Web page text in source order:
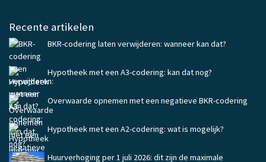
Recente artikelen
BKR-codering laten verwijderen: wanneer kan dat?
Hypotheek met een A3-codering: kan dat nog?
Overwaarde opnemen met een negatieve BKR-codering
Hypotheek met een A2-codering: wat is mogelijk?
Huurverhoging per 1 juli 2026: dit zijn de maximale